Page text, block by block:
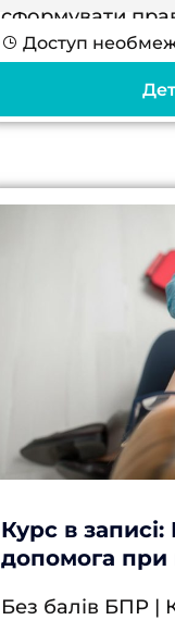
сформувати
щодо
резус-статусу у
Доступ
Курс в
допомога при
Без балів БПР |